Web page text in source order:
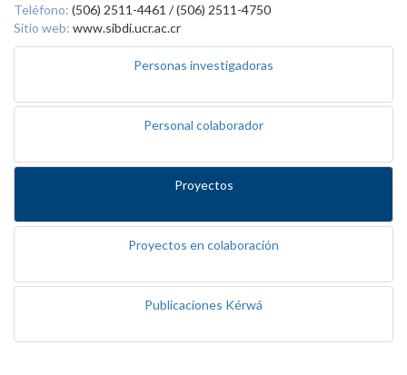
Teléfono: (506) 2511-4461 / (506) 2511-4750
Sitio web: www.sibdi.ucr.ac.cr
Personas investigadoras
Personal colaborador
Proyectos
Proyectos en colaboración
Publicaciones Kérwá